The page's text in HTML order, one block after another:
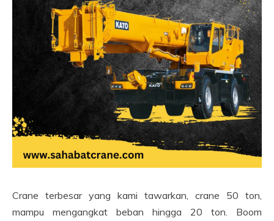
Crane terbesar yang kami tawarkan, crane 50 ton,
mampu mengangkat beban hingga 20 ton. Boom